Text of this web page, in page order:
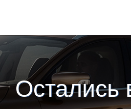
Остались